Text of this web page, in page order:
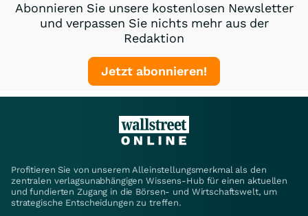
Abonnieren Sie unsere kostenlosen Newsletter
und verpassen Sie nichts mehr aus der
Redaktion
Jetzt abonnieren!
Profitieren Sie von unserem Alleinstellungsmerkmal als den
zentralen verlagsunabhängigen Wissens-Hub für einen aktuellen
und fundierten Zugang in die Börsen- und Wirtschaftswelt, um
strategische Entscheidungen zu treffen.